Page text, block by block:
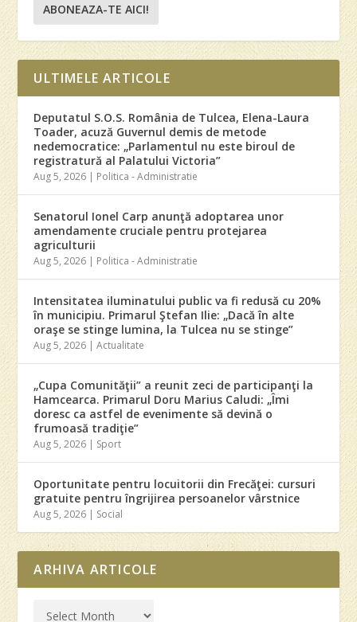
ABONEAZA-TE AICI!
ULTIMELE ARTICOLE
Deputatul S.O.S. România de Tulcea, Elena-Laura
Toader, acuză Guvernul demis de metode
nedemocratice: „Parlamentul nu este biroul de
registratură al Palatului Victoria”
Aug 5, 2026 | Politica - Administratie
Senatorul Ionel Carp anunţă adoptarea unor
amendamente cruciale pentru protejarea
agriculturii
Aug 5, 2026 | Politica - Administratie
Intensitatea iluminatului public va fi redusă cu 20%
în municipiu. Primarul Ştefan Ilie: „Dacă în alte
oraşe se stinge lumina, la Tulcea nu se stinge”
Aug 5, 2026 |Actualitate
„Cupa Comunităţii” a reunit zeci de participanţi la
Hamcearca. Primarul Doru Marius Caludi: „Îmi
doresc ca astfel de evenimente să devină o
frumoasă tradiţie”
Aug 5, 2026 | Sport
Oportunitate pentru locuitorii din Frecăţei: cursuri
gratuite pentru îngrijirea persoanelor vârstnice
Aug 5, 2026 | Social
ARHIVA ARTICOLE